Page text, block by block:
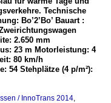
Technische
Bo’2’Bo’ Bauart :
2.650 mm
23 m Motorleistung: 4
80 km/h
54 Stehplätze (4 p/m²):
/ InnoTrans 2014